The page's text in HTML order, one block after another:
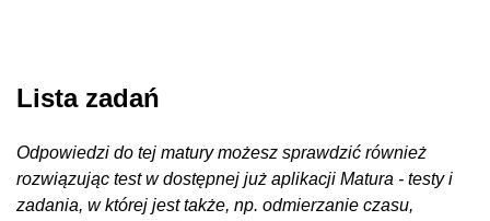
Lista zadań
Odpowiedzi do tej matury możesz sprawdzić również
rozwiązując test w dostępnej już aplikacji Matura - testy i
zadania, w której jest także, np. odmierzanie czasu,